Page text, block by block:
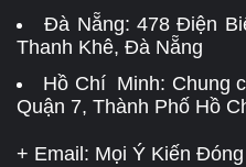
Đà Nẵng:478 Điện
Thanh Khê, Đà Nẵng
Hồ Chí Minh: Chung
Quận 7, Thành Phố Hồ
+ Email: Mọi Ý Kiến